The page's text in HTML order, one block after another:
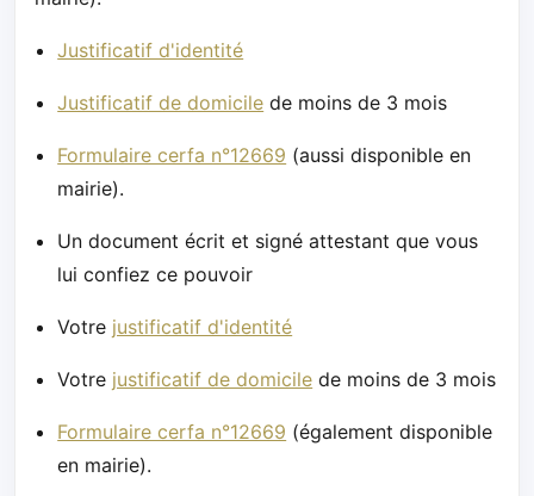
Justificatif d'identité
Justificatif de domicile de moins de 3 mois
Formulaire cerfa n°12669 (aussi disponible en
mairie).
Un document écrit et signé attestant que vous
lui confiez ce pouvoir
Votre justificatif d'identité
Votre justificatif de domicile de moins de 3 mois
Formulaire cerfa n°12669 (également disponible
en mairie).